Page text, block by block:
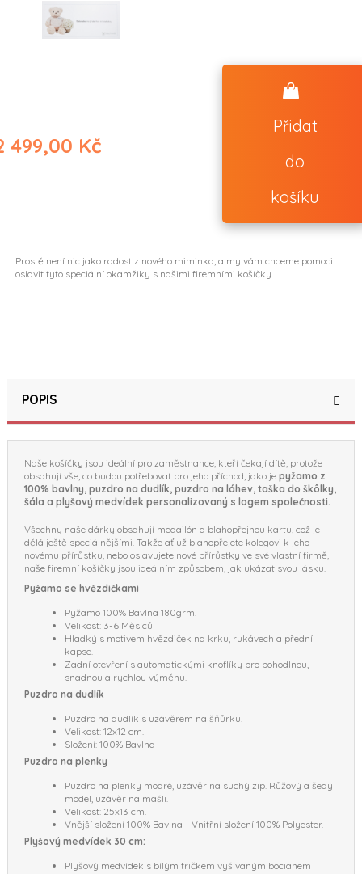
499,00 Kč
Přidat
do
košíku
Prostě není nic jako radost z nového miminka, a my vám chceme pomoci
oslavit tyto speciální okamžiky s našimi firemními košíčky.
POPIS
Naše košíčky jsou ideální pro zaměstnance, kteří čekají dítě, protože
obsahují vše, co budou potřebovat pro jeho příchod, jako je pyžamo z
100% bavlny, puzdro na dudlík, puzdro na láhev, taška do škôlky,
šála a plyšový medvídek personalizovaný s logem společnosti.
Všechny naše dárky obsahují medailón a blahopřejnou kartu, což je
dělá ještě speciálnějšími. Takže ať už blahopřejete kolegovi k jeho
novému přírůstku, nebo oslavujete nové přírůstky ve své vlastní firmě,
naše firemní košíčky jsou ideálním způsobem, jak ukázat svou lásku.
Pyžamo se hvězdičkami
Pyžamo 100% Bavlna 180grm.
Velikost: 3-6 Měsíců
Hladký s motivem hvězdiček na krku, rukávech a přední
kapse.
Zadní otevření s automatickými knoflíky pro pohodlnou,
snadnou a rychlou výměnu.
Puzdro na dudlík
Puzdro na dudlík s uzávěrem na šňůrku.
Velikost: 12x12 cm.
Složení: 100% Bavlna
Puzdro na plenky
Puzdro na plenky modré, uzávěr na suchý zip. Růžový a šedý
model, uzávěr na mašli.
Velikost: 25x13 cm.
Vnější složení 100% Bavlna - Vnitřní složení 100% Polyester.
Plyšový medvídek 30 cm:
Plyšový medvídek s bílým tričkem vyšívaným bocianem